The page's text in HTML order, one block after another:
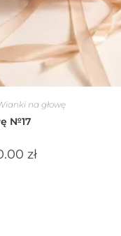
na głowę
№17
zł